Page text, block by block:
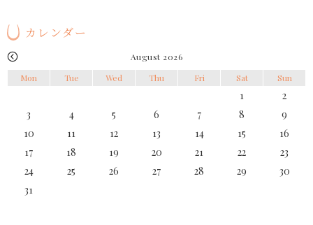
カレンダー
August 2026
Mon
Tue Wed Thu Fri Sat Sun
1
2
3
4 5 6 7 8
9
10
11 12 13 14 15
16
17
18 19 20 21 22
23
24
25 26 27 28 29
30
31